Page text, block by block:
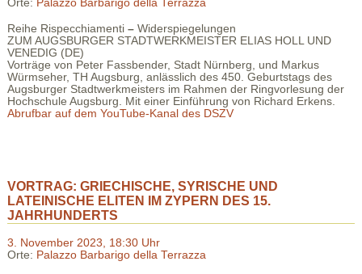
Orte: Palazzo Barbarigo della Terrazza
Reihe Rispecchiamenti –Widerspiegelungen
ZUM AUGSBURGER STADTWERKMEISTER ELIAS HOLL UND
VENEDIG (DE)
Vorträge von Peter Fassbender, Stadt Nürnberg, und Markus
Würmseher, TH Augsburg, anlässlich des 450. Geburtstags des
Augsburger Stadtwerkmeisters im Rahmen der Ringvorlesung der
Hochschule Augsburg. Mit einer Einführung von Richard Erkens.
Abrufbar auf dem YouTube-Kanal des DSZV
VORTRAG: GRIECHISCHE, SYRISCHE UND
LATEINISCHE ELITEN IM ZYPERN DES 15.
JAHRHUNDERTS
3. November 2023, 18:30 Uhr
Orte: Palazzo Barbarigo della Terrazza